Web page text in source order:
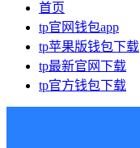
首页
tp官网钱包app
tp苹果版钱包下载
tp最新官网下载
tp官方钱包下载